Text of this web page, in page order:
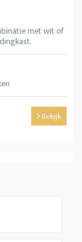
met wit of
Bekijk